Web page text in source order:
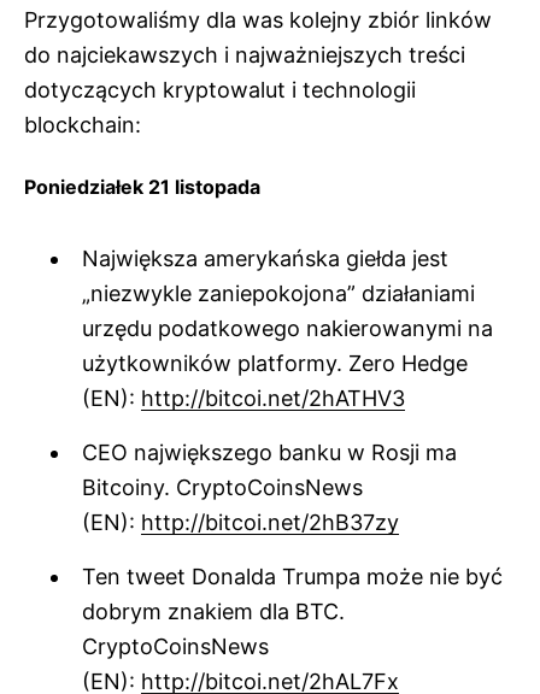
Przygotowaliśmy dla was kolejny zbiór linków
do najciekawszych i najważniejszych treści
dotyczących kryptowalut i technologii
blockchain:
Poniedziałek 21 listopada
Największa amerykańska giełda jest
„niezwykle zaniepokojona” działaniami
urzędu podatkowego nakierowanymi na
użytkowników platformy. Zero Hedge
(EN): http://bitcoi.net/2hATHV3
CEO największego banku w Rosji ma
Bitcoiny. CryptoCoinsNews
(EN): http://bitcoi.net/2hB37zy
Ten tweet Donalda Trumpa może nie być
dobrym znakiem dla BTC.
CryptoCoinsNews
(EN): http://bitcoi.net/2hAL7Fx